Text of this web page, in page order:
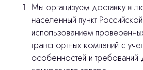
Мы организуем доставку в
населенный пункт
использованием
транспортных компаний с
особенностей и требований